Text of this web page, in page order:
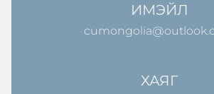
ИМЭЙЛ
ХАЯГ